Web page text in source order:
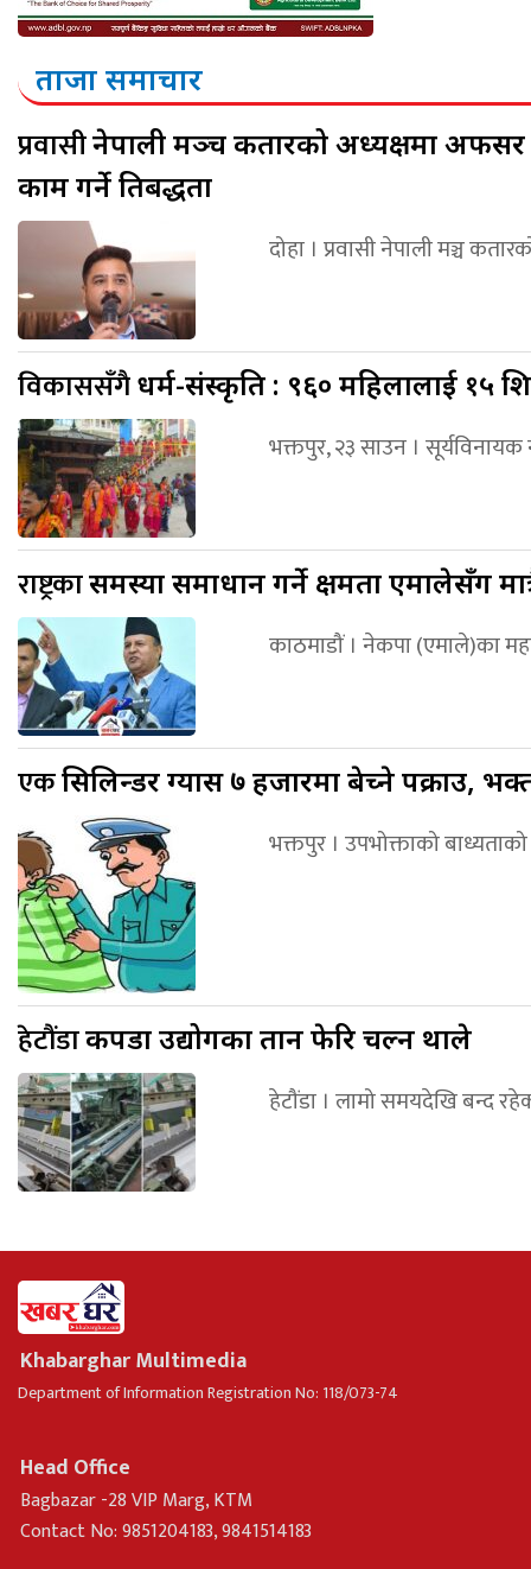
ताजा समाचार
प्रवासीनेपाली मञ्च कतारको अध्यक्षमा अफसर
काम गर्ने प्रतिबद्धता
दोहा । प्रवासी नेपाली मञ्च
विकाससँगैधर्म-संस्कृति : ९६० महिलालाई १५
भक्तपुर, २३ साउन ।
राष्ट्रकासमस्या समाधान गर्ने क्षमता एमालेसँग
काठमाडौं । नेकपा (एमाले)का
एकसिलिन्डर ग्यास ७ हजारमा बेच्ने पक्राउ,
भक्तपुर । उपभोक्ताको
हेटौंडाकपडा उद्योगका तान फेरि चल्न थाले
हेटौंडा । लामो समयदेखि बन्द
Khabarghar Multimedia
Department of Information Registration No: 118/073-74
Head Office
Bagbazar -28 VIP Marg, KTM
Contact No: 9851204183, 9841514183